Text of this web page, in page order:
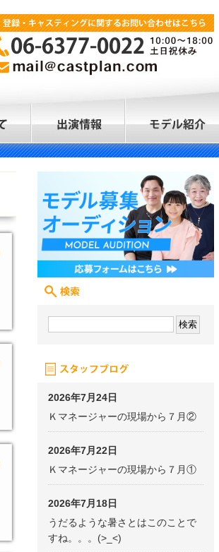
2026年7月24日
Ｋマネージャーの現場から７月②
2026年7月22日
Ｋマネージャーの現場から７月①
2026年7月18日
うだるような暑さとはこのことで
すね。。。(>_<)